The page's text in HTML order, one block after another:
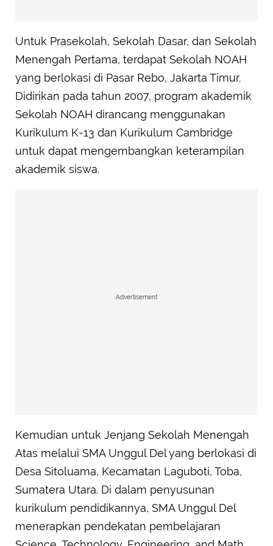
Untuk Prasekolah, Sekolah Dasar, dan Sekolah
Menengah Pertama, terdapat Sekolah NOAH
yang berlokasi di Pasar Rebo, Jakarta Timur.
Didirikan pada tahun 2007, program akademik
Sekolah NOAH dirancang menggunakan
Kurikulum K-13 dan Kurikulum Cambridge
untuk dapat mengembangkan keterampilan
akademik siswa.
Advertisement
Kemudian untuk Jenjang Sekolah Menengah
Atas melalui SMA Unggul Del yang berlokasi di
Desa Sitoluama, Kecamatan Laguboti, Toba,
Sumatera Utara. Di dalam penyusunan
kurikulum pendidikannya, SMA Unggul Del
menerapkan pendekatan pembelajaran